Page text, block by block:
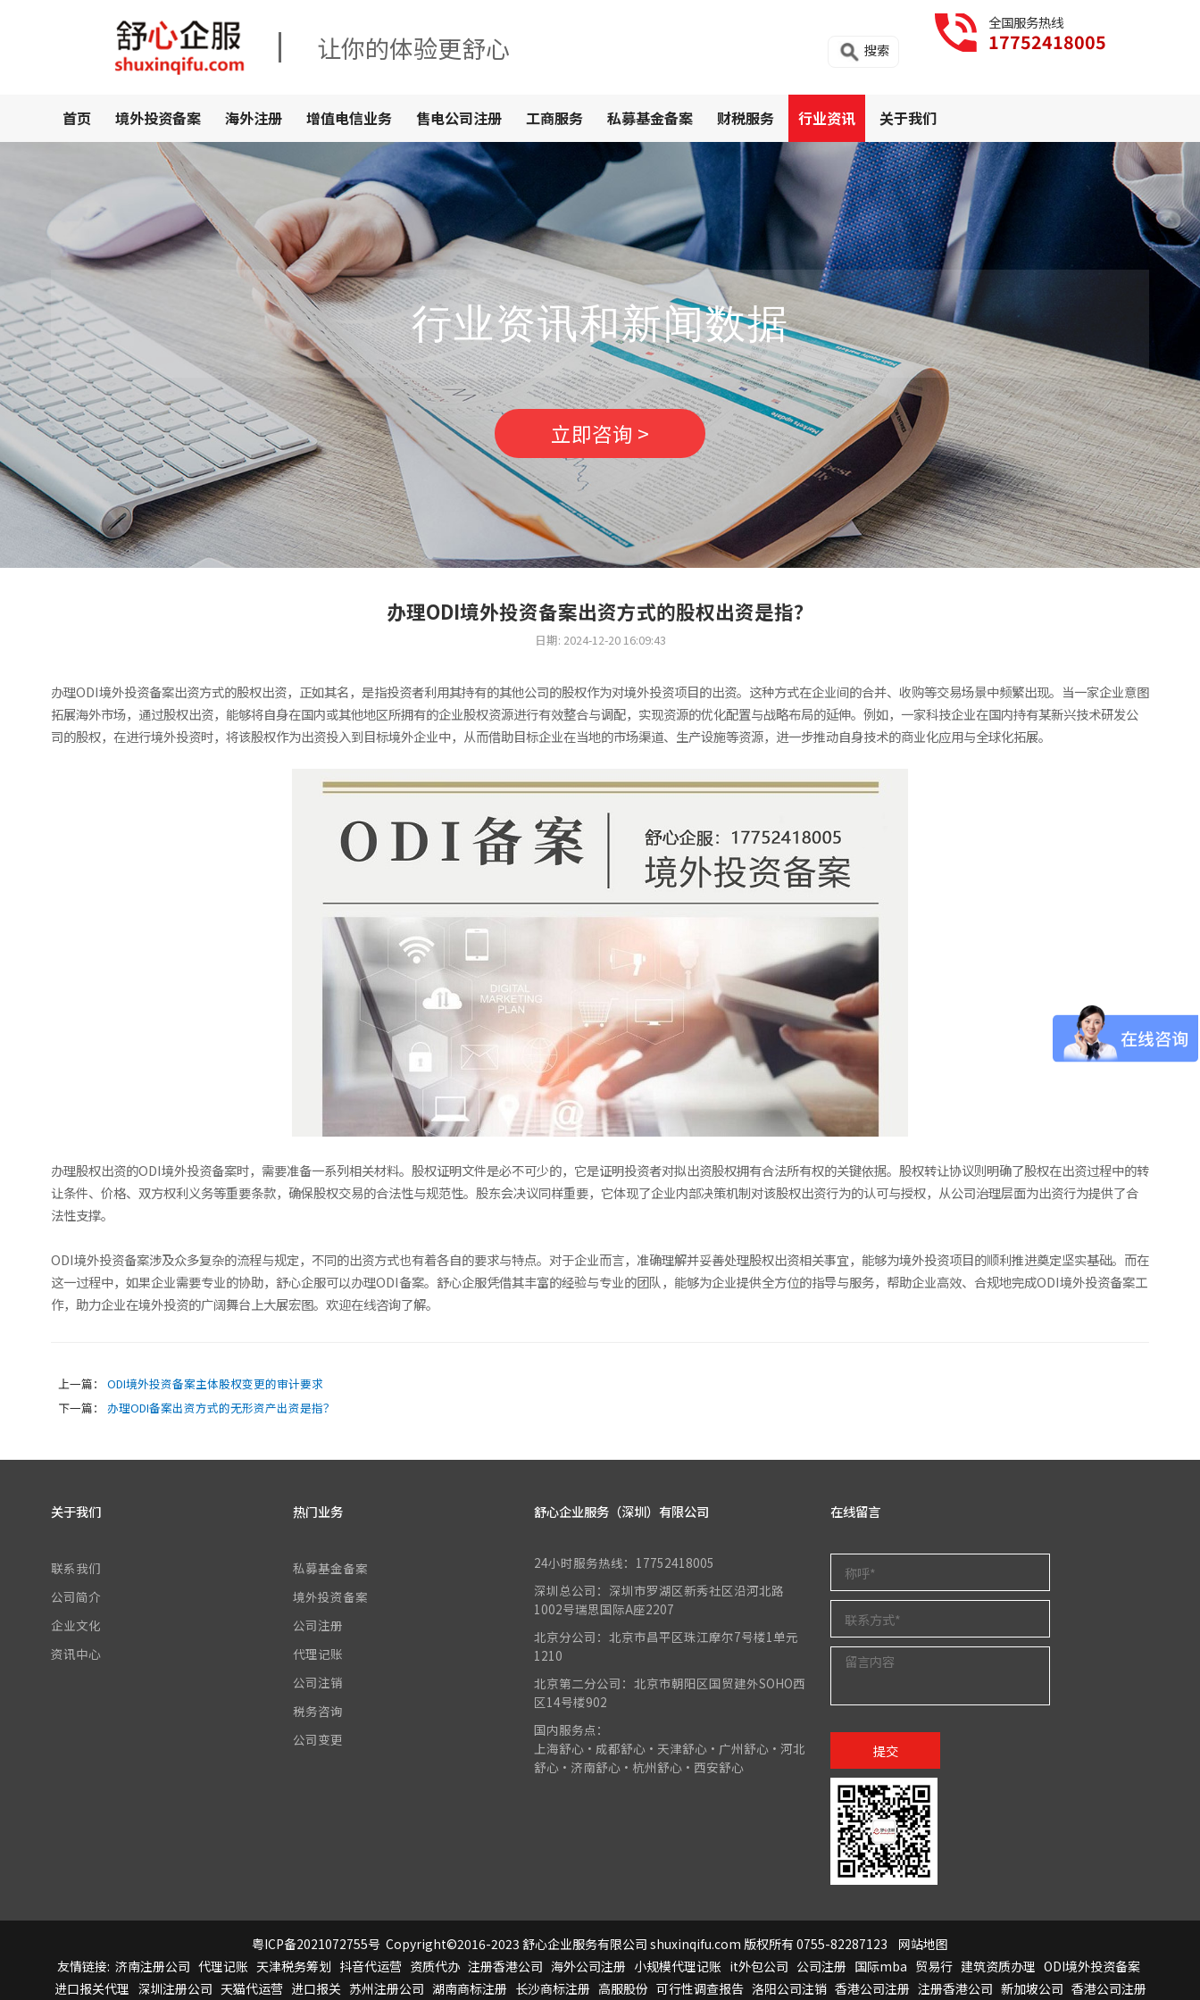
让你的体验更舒心
全国服务热线
17752418005
搜索
首页 境外投资备案 海外注册 增值电信业务 售电公司注册 工商服务 私募基金备案 财税服务 行业资讯 关于我们
行业资讯和新闻数据
立即咨询 >
办理ODI境外投资备案出资方式的股权出资是指？
日期: 2024-12-20 16:09:43
办理ODI境外投资备案出资方式的股权出资，正如其名，是指投资者利用其持有的其他公司的股权作为对境外投资项目的出资。这种方式在企业间的合并、收购等交易场景中频繁出现。当一家企业意图
拓展海外市场，通过股权出资，能够将自身在国内或其他地区所拥有的企业股权资源进行有效整合与调配，实现资源的优化配置与战略布局的延伸。例如，一家科技企业在国内持有某新兴技术研发公
司的股权，在进行境外投资时，将该股权作为出资投入到目标境外企业中，从而借助目标企业在当地的市场渠道、生产设施等资源，进一步推动自身技术的商业化应用与全球化拓展。
办理股权出资的ODI境外投资备案时，需要准备一系列相关材料。股权证明文件是必不可少的，它是证明投资者对拟出资股权拥有合法所有权的关键依据。股权转让协议则明确了股权在出资过程中的转
让条件、价格、双方权利义务等重要条款，确保股权交易的合法性与规范性。股东会决议同样重要，它体现了企业内部决策机制对该股权出资行为的认可与授权，从公司治理层面为出资行为提供了合
法性支撑。
ODI境外投资备案涉及众多复杂的流程与规定，不同的出资方式也有着各自的要求与特点。对于企业而言，准确理解并妥善处理股权出资相关事宜，能够为境外投资项目的顺利推进奠定坚实基础。而在
这一过程中，如果企业需要专业的协助，舒心企服可以办理ODI备案。舒心企服凭借其丰富的经验与专业的团队，能够为企业提供全方位的指导与服务，帮助企业高效、合规地完成ODI境外投资备案工
作，助力企业在境外投资的广阔舞台上大展宏图。欢迎在线咨询了解。
上一篇：
ODI境外投资备案主体股权变更的审计要求
下一篇：
办理ODI备案出资方式的无形资产出资是指？
关于我们
联系我们
公司简介
企业文化
资讯中心
热门业务
私募基金备案
境外投资备案
公司注册
代理记账
公司注销
税务咨询
公司变更
舒心企业服务（深圳）有限公司
24小时服务热线：17752418005
深圳总公司：深圳市罗湖区新秀社区沿河北路
1002号瑞思国际A座2207
北京分公司：北京市昌平区珠江摩尔7号楼1单元
1210
北京第二分公司：北京市朝阳区国贸建外SOHO西
区14号楼902
国内服务点：
上海舒心•成都舒心•天津舒心•广州舒心•河北
舒心•济南舒心•杭州舒心•西安舒心
在线留言
提交
粤ICP备2021072755号 Copyright©2016-2023 舒心企业服务有限公司 shuxinqifu.com 版权所有 0755-82287123
网站地图
友情链接: 济南注册公司 代理记账 天津税务筹划 抖音代运营 资质代办 注册香港公司 海外公司注册 小规模代理记账 it外包公司 公司注册 国际mba 贸易行 建筑资质办理 ODI境外投资备案
进口报关代理 深圳注册公司 天猫代运营 进口报关 苏州注册公司 湖南商标注册 长沙商标注册 高服股份 可行性调查报告 洛阳公司注销 香港公司注册 注册香港公司 新加坡公司 香港公司注册